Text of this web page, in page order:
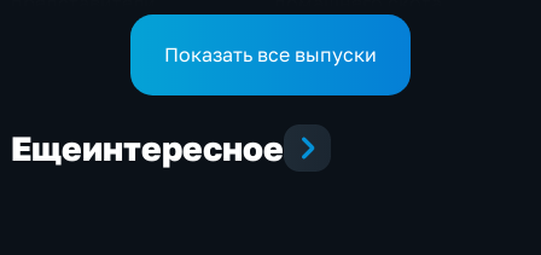
горадминистрации
поздравляют ветерановПоказать все выпуски
Ещеинтересное